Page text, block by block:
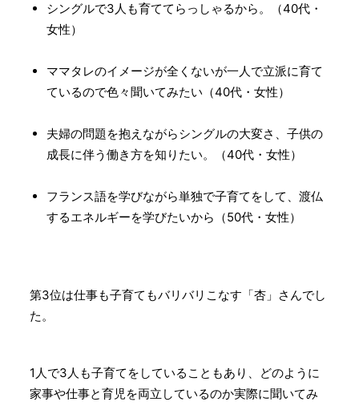
シングルで3人も育ててらっしゃるから。（40代・
女性）
ママタレのイメージが全くないが一人で立派に育て
ているので色々聞いてみたい（40代・女性）
夫婦の問題を抱えながらシングルの大変さ、子供の
成長に伴う働き方を知りたい。（40代・女性）
フランス語を学びながら単独で子育てをして、渡仏
するエネルギーを学びたいから（50代・女性）
第3位は仕事も子育てもバリバリこなす「杏」さんでし
た。
1人で3人も子育てをしていることもあり、どのように
家事や仕事と育児を両立しているのか実際に聞いてみ